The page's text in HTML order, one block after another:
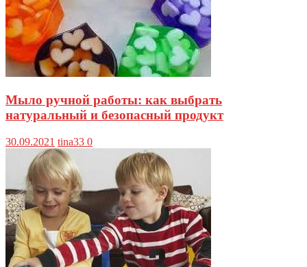
Мыло ручной работы: как выбрать
натуральный и безопасный продукт
30.09.2021 tina33 0